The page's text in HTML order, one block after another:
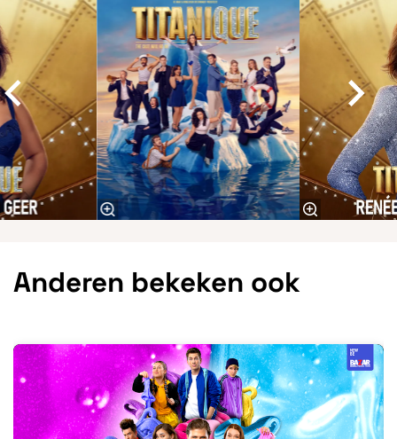
Anderen bekeken ook